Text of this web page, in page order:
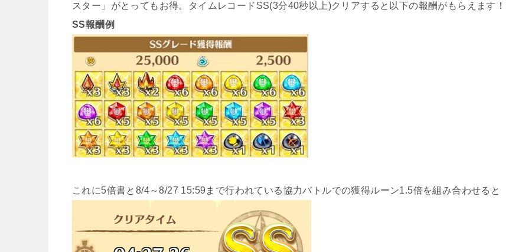
スター」がとってもお得。タイムレコードSS(3分40秒以上)クリアすると以下の報酬がもらえます！
SS報酬例
これに5倍書と8/4～8/27 15:59まで行われている協力バトルでの獲得ルーン1.5倍を組み合わせると